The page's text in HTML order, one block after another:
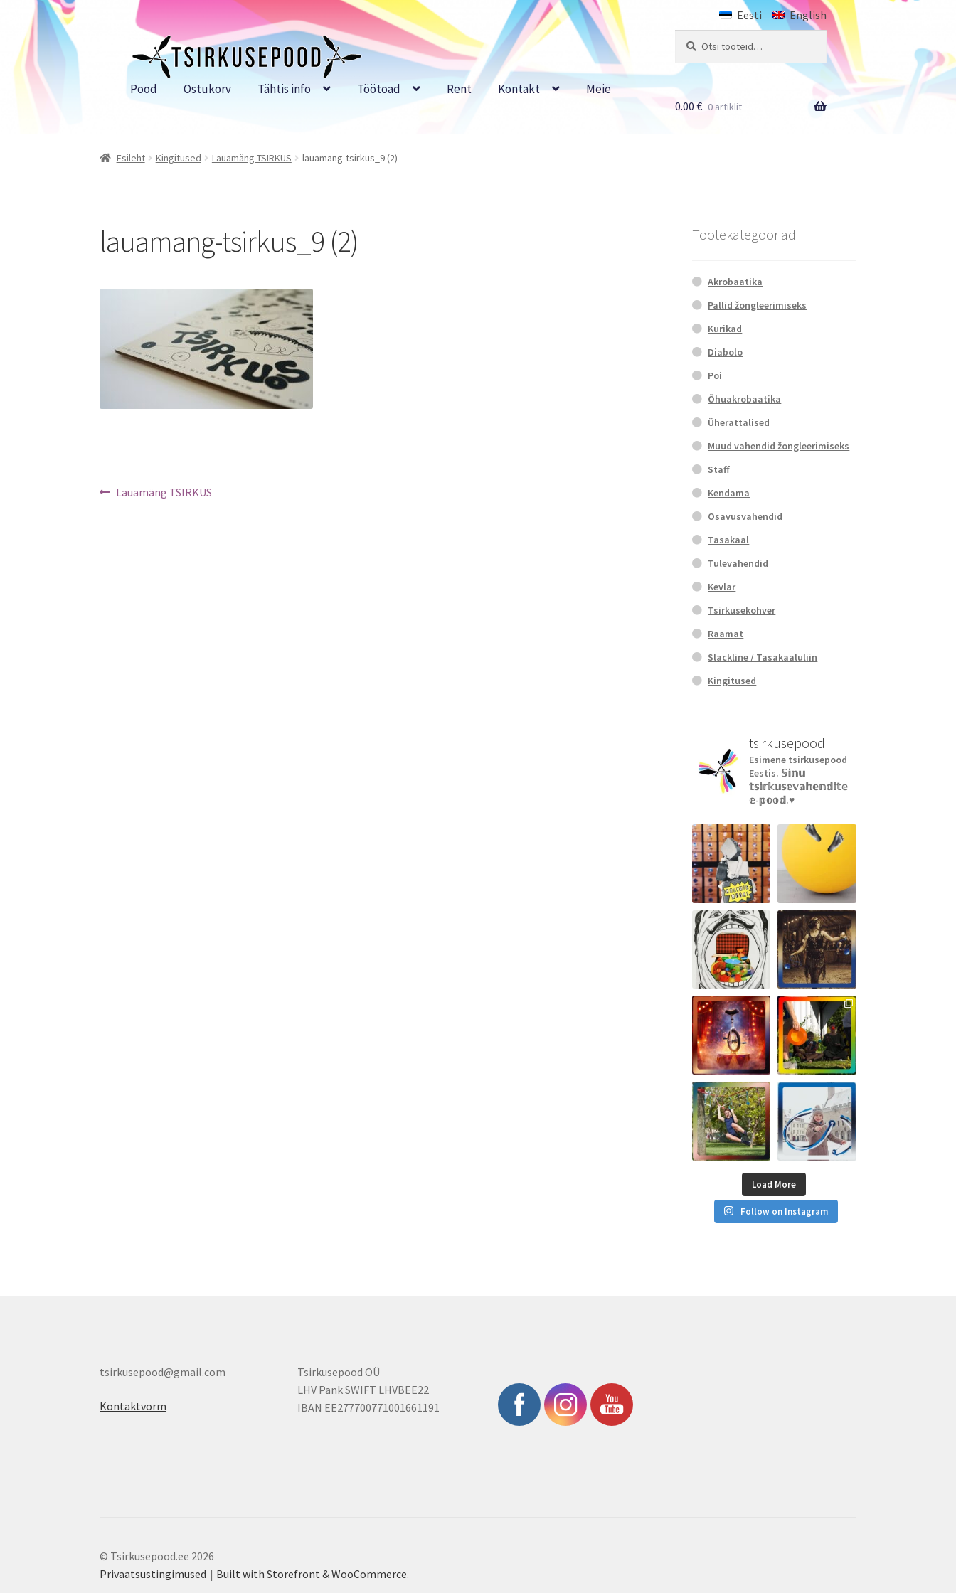
Liigu
navigeerimisele
Liigu
sisu
Eesti English
Pood Ostukorv Tähtis info Töötoad Rent Kontakt Meie
0.00€ 0 artiklit
Esileht Kingitused Lauamäng TSIRKUS lauamang-tsirkus_9 (2)
lauamang-tsirkus_9 (2)
Navigeerimine
Previous
Lauamäng TSIRKUS
Tootekategooriad
Akrobaatika
Pallid žongleerimiseks
Kurikad
Diabolo
Poi
Õhuakrobaatika
Üherattalised
Muud vahendid žongleerimiseks
Staff
Kendama
Osavusvahendid
Tasakaal
Tulevahendid
Kevlar
Tsirkusekohver
Raamat
Slackline / Tasakaaluliin
Kingitused
tsirkusepood
Esimene tsirkusepood
Eestis. 𝕊𝕚𝕟𝕦
𝕥𝕤𝕚𝕣𝕜𝕦𝕤𝕖𝕧𝕒𝕙𝕖𝕟𝕕𝕚𝕥𝕖
𝕖-𝕡𝕠𝕠𝕕.♥︎
Load More
Follow on Instagram
tsirkusepood@gmail.com
Kontaktvorm
Tsirkusepood OÜ
LHV Pank SWIFT LHVBEE22
IBAN EE277700771001661191
© Tsirkusepood.ee 2026
Privaatsustingimused
Built with Storefront & WooCommerce.